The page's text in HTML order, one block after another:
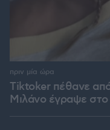
Tiktoker πέθανε
Μιλάνο έγραψε
πριν μία ώρα